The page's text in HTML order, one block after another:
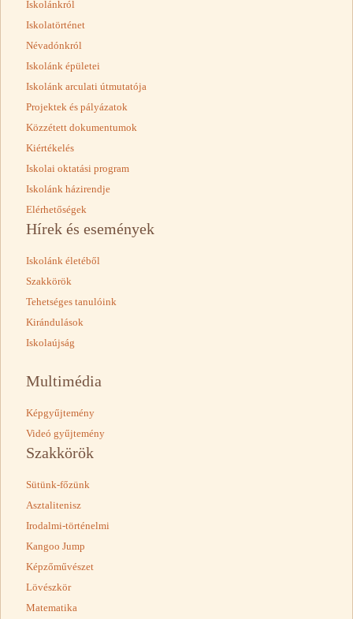
Iskolánkról
Iskolatörténet
Névadónkról
Iskolánk épületei
Iskolánk arculati útmutatója
Projektek és pályázatok
Közzétett dokumentumok
Kiértékelés
Iskolai oktatási program
Iskolánk házirendje
Elérhetőségek
Hírek és események
Iskolánk életéből
Szakkörök
Tehetséges tanulóink
Kirándulások
Iskolaújság
Multimédia
Képgyűjtemény
Videó gyűjtemény
Szakkörök
Sütünk-főzünk
Asztalitenisz
Irodalmi-történelmi
Kangoo Jump
Képzőművészet
Lövészkör
Matematika